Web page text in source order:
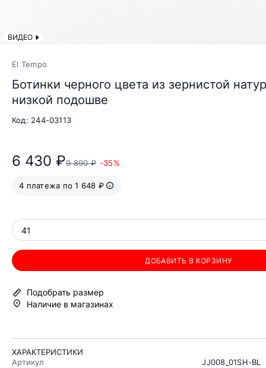
ВИДЕО
El Tempo
Ботинки черного цвета из зернистой
низкой подошве
Код: 244-03113
6 430 ₽9 890 ₽ -35%
4 платежа по 1 648 ₽
41
ДОБАВИТЬ В КОРЗИНУ
Подобрать размер
Наличие в магазинах
ХАРАКТЕРИСТИКИ
Артикул
JJ008_01SH-BL